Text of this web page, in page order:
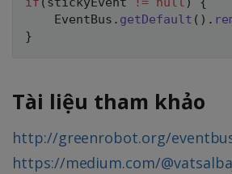
    EventBus
. getDefault ( ) .
}
Tài liệu tham khảo
http://greenrobot.org/
https://medium.com/